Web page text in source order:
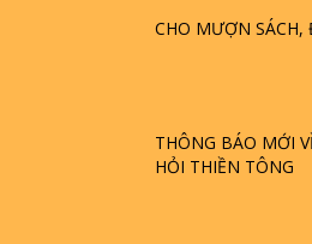
CHO MƯỢN SÁCH,
THÔNG BÁO MỚI
HỎI THIỀN TÔNG
HỘI GÌ? TỬ VÌ ĐẠO
PHẬT GIỚI CÓ THỜI
TTTD